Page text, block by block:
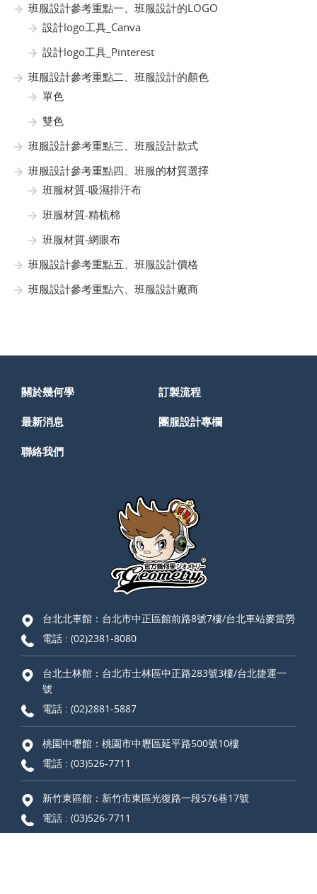
班服設計參考重點一、班服設計的LOGO
設計logo工具_Canva
設計logo工具_Pinterest
班服設計參考重點二、班服設計的顏色
單色
雙色
班服設計參考重點三、班服設計款式
班服設計參考重點四、班服的材質選擇
班服材質-吸濕排汗布
班服材質-精梳棉
班服材質-網眼布
班服設計參考重點五、班服設計價格
班服設計參考重點六、班服設計廠商
關於幾何學 訂製流程
最新消息 團服設計專欄
聯絡我們
台北北車館：台北市中正區館前路8號7樓/台北車站麥當勞
電話 : (02)2381-8080
台北士林館：台北市士林區中正路283號3樓/台北捷運一
號
電話 : (02)2881-5887
桃園中壢館：桃園市中壢區延平路500號10樓
電話 : (03)526-7711
新竹東區館：新竹市東區光復路一段576巷17號
電話 : (03)526-7711